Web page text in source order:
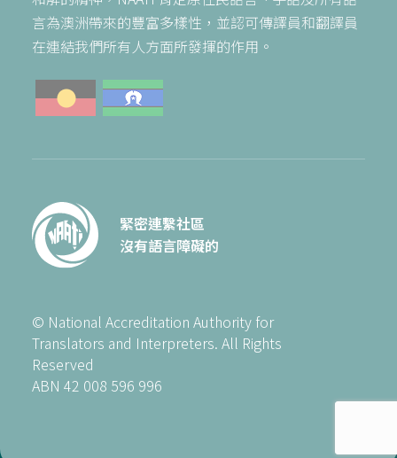
言為澳洲帶來的豐富多樣性，並認可傳譯員和翻譯員
在連結我們所有人方面所發揮的作用。
緊密連繫社區
沒有語言障礙的
© National Accreditation Authority for
Translators and Interpreters. All Rights
Reserved
ABN 42 008 596 996